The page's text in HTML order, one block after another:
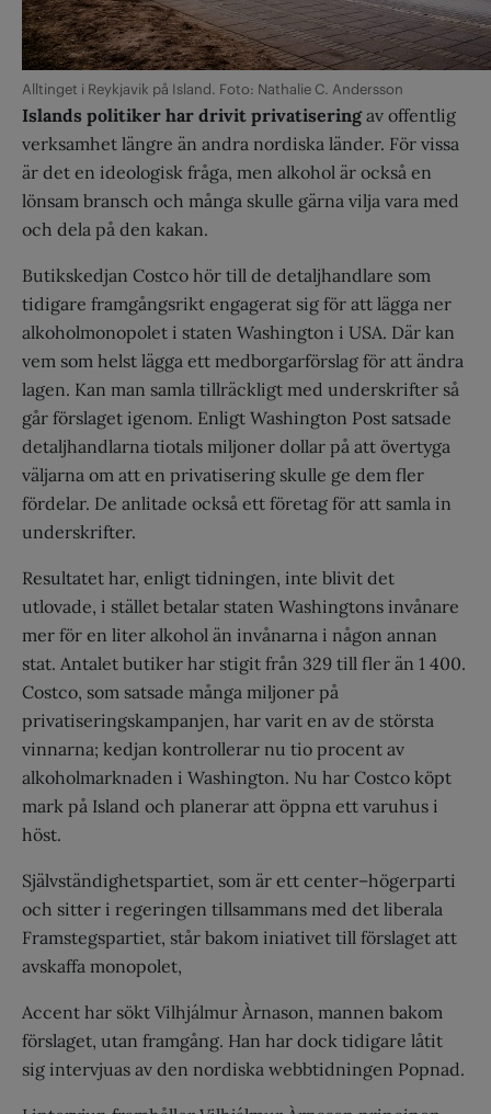
Alltinget i Reykjavik på Island. Foto: Nathalie C. Andersson
Islands politiker har drivit privatiseringav offentlig
verksamhet längre än andra nordiska länder. För vissa
är det en ideologisk fråga, men alkohol är också en
lönsam bransch och många skulle gärna vilja vara med
och dela på den kakan.
Butikskedjan Costco hör till de detaljhandlare som
tidigare framgångsrikt engagerat sig för att lägga ner
alkoholmonopolet i staten Washington i USA. Där kan
vem som helst lägga ett medborgarförslag för att ändra
lagen. Kan man samla tillräckligt med underskrifter så
går förslaget igenom. Enligt Washington Post satsade
detaljhandlarna tiotals miljoner dollar på att övertyga
väljarna om att en privatisering skulle ge dem fler
fördelar. De anlitade också ett företag för att samla in
underskrifter.
Resultatet har, enligt tidningen, inte blivit det
utlovade, i stället betalar staten Washingtons invånare
mer för en liter alkohol än invånarna i någon annan
stat. Antalet butiker har stigit från 329 till fler än 1 400.
Costco, som satsade många miljoner på
privatiseringskampanjen, har varit en av de största
vinnarna; kedjan kontrollerar nu tio procent av
alkoholmarknaden i Washington. Nu har Costco köpt
mark på Island och planerar att öppna ett varuhus i
höst.
Självständighetspartiet, som är ett center–högerparti
och sitter i regeringen tillsammans med det liberala
Framstegspartiet, står bakom iniativet till förslaget att
avskaffa monopolet,
Accent har sökt Vilhjálmur Àrnason, mannen bakom
förslaget, utan framgång. Han har dock tidigare låtit
sig intervjuas av den nordiska webbtidningen Popnad.